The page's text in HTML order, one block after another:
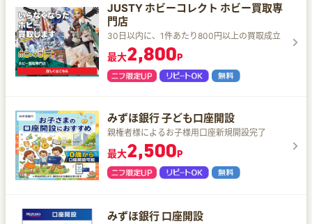
JUSTY ホビーコレクト ホビー買取専
門店
30日以内に、1件あたり800円以上の買取成立
最大2,800P
みずほ銀行 子ども口座開設
親権者様によるお子様用口座新規開設完了
最大2,500P
みずほ銀行 口座開設